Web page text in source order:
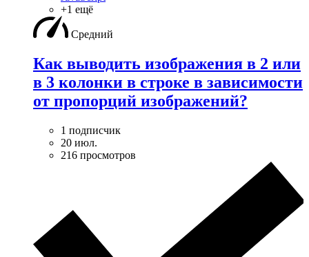
+1 ещё
Средний
Как выводить изображения в 2 или
в 3 колонки в строке в зависимости
от пропорций изображений?
1 подписчик
20 июл.
216 просмотров